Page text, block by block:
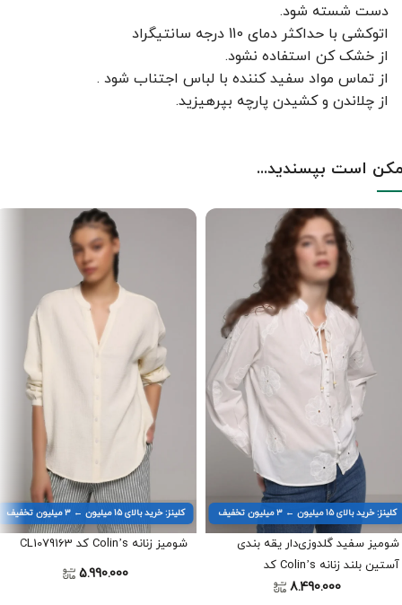
دست شسته شود.
اتوکشی با حداکثر دمای 110 درجه سانتیگراد
از خشک کن استفاده نشود.
از تماس مواد سفید کننده با لباس اجتناب شود .
از چلاندن و کشيدن پارچه بپرهيزيد.
است بپسندید...
کلینز: خرید بالای ۱۵ میلیون ← ۳ میلیون تخفیف
شومیز سفید گلدوزی‌دار یقه بندی
آستین بلند زنانه Colin’s کد
8.490.000
کلینز: خرید بالای ۱۵ میلیون ← ۳ میلیون تخفیف
شومیز زنانه Colin’s کد CL1079163
5.990.000